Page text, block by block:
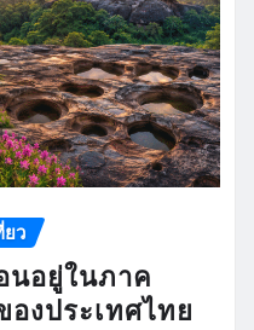
ยว
นอยู่ในภาค
องประเทศไทย